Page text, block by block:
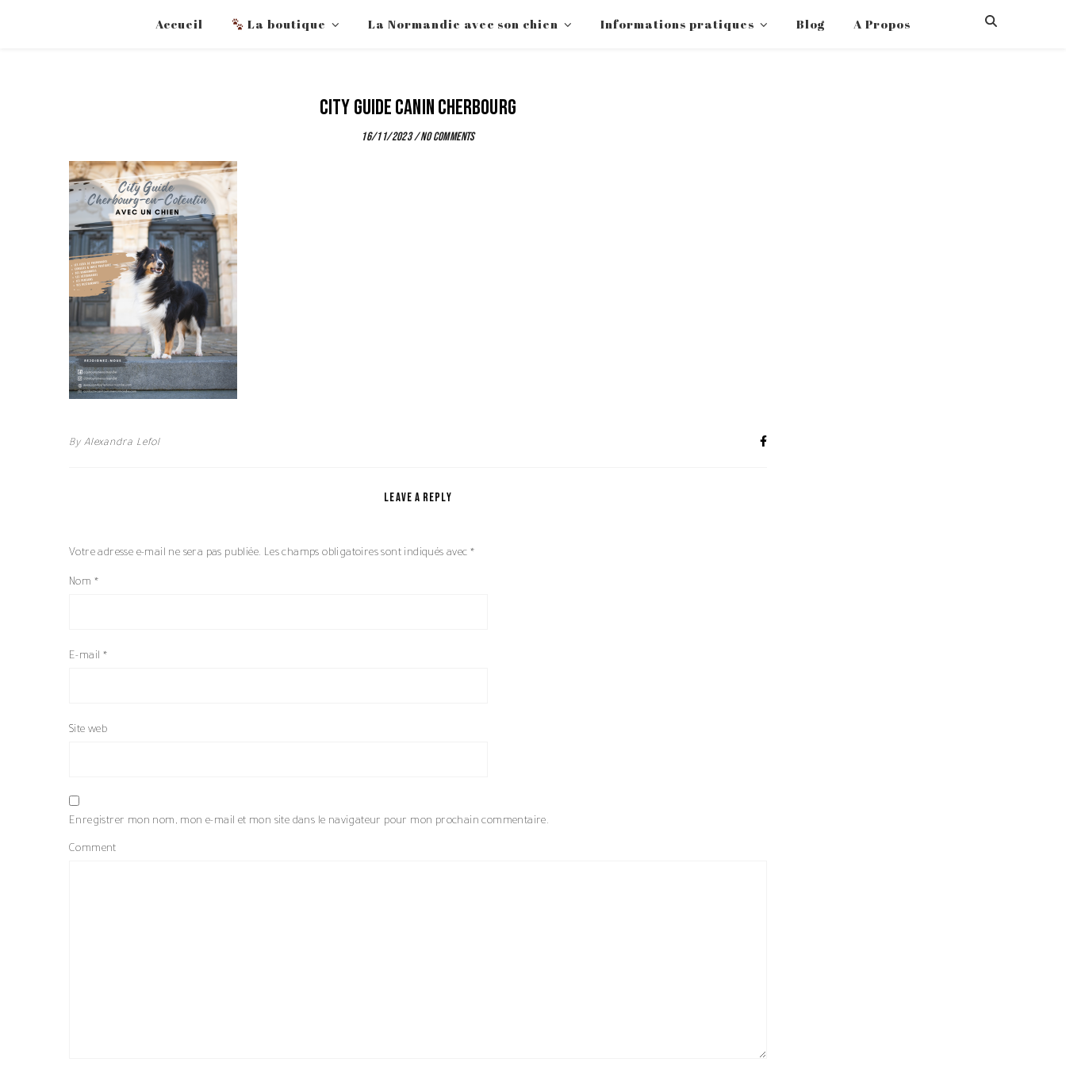
Accueil La boutique La Normandie avec son chien Informations pratiques Blog A Propos
City Guide Canin Cherbourg
16/11/2023/No Comments
By Alexandra Lefol
LEAVE A REPLY
Votre adresse e-mail ne sera pas publiée. Les champs obligatoires sont indiqués avec *
Nom *
E-mail *
Site web
Enregistrer mon nom, mon e-mail et mon site dans le navigateur pour mon prochain commentaire.
Comment